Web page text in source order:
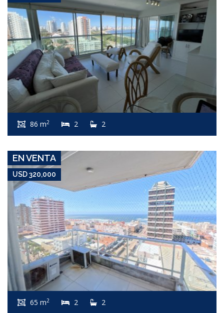
86 m2 2 2
USD 320,000
Apartamento #7795
PENÍNSULA
EN VENTA
USD 320,000
65 m2 2 2